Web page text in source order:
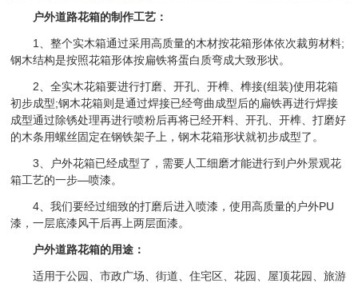
户外道路花箱的制作工艺：
1、整个实木箱通过采用高质量的木材按花箱形体依次裁剪材料;
钢木结构是按照花箱形体按扁铁将蛋白质弯成大致形状。
2、全实木花箱要进行打磨、开孔、开榫、榫接(组装)使用花箱
初步成型;钢木花箱则是通过焊接已经弯曲成型后的扁铁再进行焊接
成型通过除锈处理再进行喷粉后再将已经开料、开孔、开榫、打磨好
的木条用螺丝固定在钢铁架子上，钢木花箱形状就初步成型了。
3、户外花箱已经成型了，需要人工细磨才能进行到户外景观花
箱工艺的一步—喷漆。
4、我们要经过细致的打磨后进入喷漆，使用高质量的户外PU
漆，一层底漆风干后再上两层面漆。
户外道路花箱的用途：
适用于公园、市政广场、街道、住宅区、花园、屋顶花园、旅游